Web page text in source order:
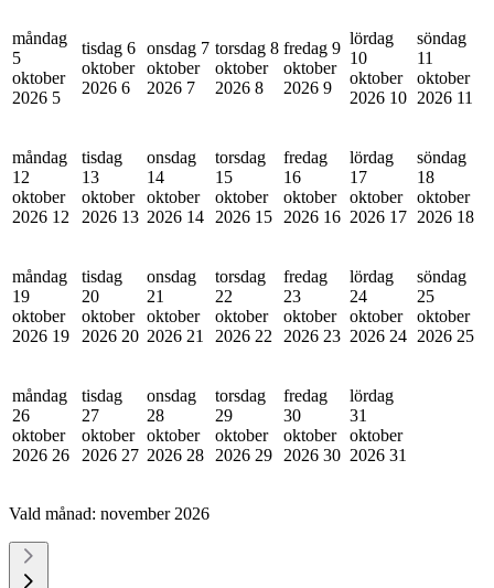
måndag
5
oktober
2026 5
tisdag 6
oktober
2026 6
onsdag 7
oktober
2026 7
torsdag 8
oktober
2026 8
fredag 9
oktober
2026 9
lördag
10
oktober
2026 10
söndag
11
oktober
2026 11
måndag
12
oktober
2026 12
tisdag
13
oktober
2026 13
onsdag
14
oktober
2026 14
torsdag
15
oktober
2026 15
fredag
16
oktober
2026 16
lördag
17
oktober
2026 17
söndag
18
oktober
2026 18
måndag
19
oktober
2026 19
tisdag
20
oktober
2026 20
onsdag
21
oktober
2026 21
torsdag
22
oktober
2026 22
fredag
23
oktober
2026 23
lördag
24
oktober
2026 24
söndag
25
oktober
2026 25
måndag
26
oktober
2026 26
tisdag
27
oktober
2026 27
onsdag
28
oktober
2026 28
torsdag
29
oktober
2026 29
fredag
30
oktober
2026 30
lördag
31
oktober
2026 31
Vald månad: november 2026